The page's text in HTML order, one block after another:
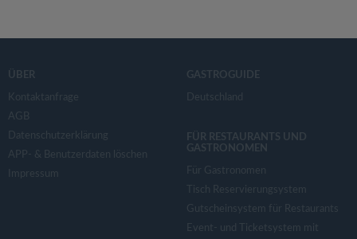
ÜBER
Kontaktanfrage
AGB
Datenschutzerklärung
APP- & Benutzerdaten löschen
Impressum
GASTROGUIDE
Deutschland
FÜR RESTAURANTS UND
GASTRONOMEN
Für Gastronomen
Tisch Reservierungsystem
Gutscheinsystem für Restaurants
Event- und Ticketsystem mit